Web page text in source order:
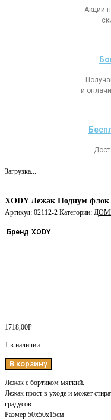
Акции
и
Загрузка...
XODY Лежак Подиум
Артикул: 02112-2 Категории:
Бренд XODY
1718,00Р
1 в наличии
В корзину
Лежак с бортиком мягкий.
Лежак прост в уходе и может
градусов.
Размер 50х50х15см